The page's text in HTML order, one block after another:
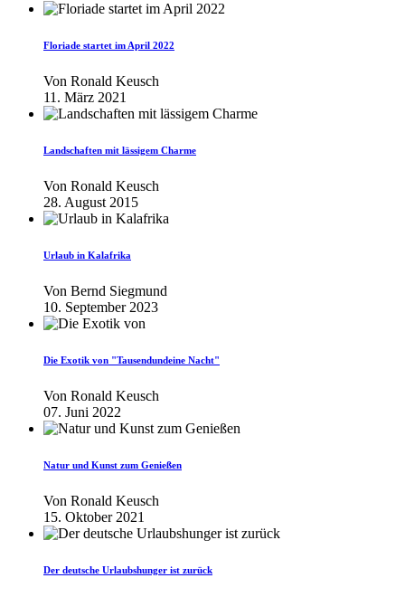
Floriade startet im April 2022
Von Ronald Keusch
11. März 2021
Landschaften mit lässigem Charme
Von Ronald Keusch
28. August 2015
Urlaub in Kalafrika
Von Bernd Siegmund
10. September 2023
Die Exotik von "Tausendundeine Nacht"
Von Ronald Keusch
07. Juni 2022
Natur und Kunst zum Genießen
Von Ronald Keusch
15. Oktober 2021
Der deutsche Urlaubshunger ist zurück